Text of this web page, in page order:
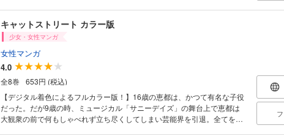
キャットストリート カラー版
少女・女性マンガ
女性マンガ
4.0
全8巻
653円 (税込)
【デジタル着色によるフルカラー版！】16歳の恵都は、かつて有名な子役
だった。だが9歳の時、ミュージカル「サニーデイズ」の舞台上で恵都は
大観衆の前で何もしゃべれず立ち尽くしてしまい芸能界を引退。全てを失